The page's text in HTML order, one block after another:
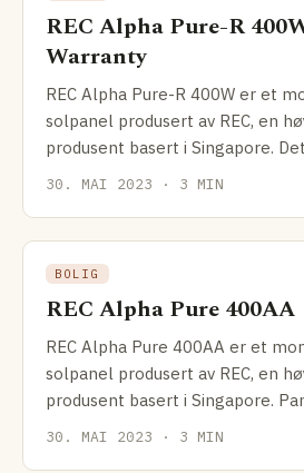
REC Alpha Pure-R
Warranty
REC Alpha Pure-R 400W er et
solpanel produsert av REC, en
produsent basert i Singapore.
nominell effekt
30. MAI 2023 · 3 MIN
BOLIG
REC Alpha Pure 400AA
REC Alpha Pure 400AA er et
solpanel produsert av REC, en
produsent basert i Singapore.
nominell effekt på 400W
30. MAI 2023 · 3 MIN